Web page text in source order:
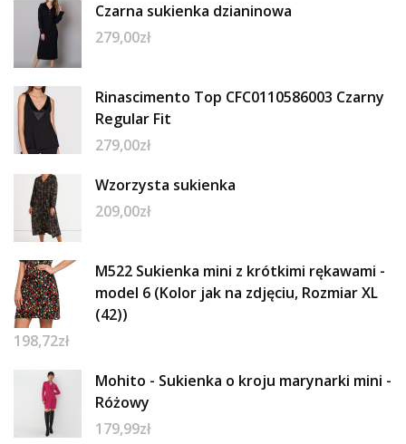
Czarna sukienka dzianinowa
279,00zł
Rinascimento Top CFC0110586003 Czarny
Regular Fit
279,00zł
Wzorzysta sukienka
209,00zł
M522 Sukienka mini z krótkimi rękawami -
model 6 (Kolor jak na zdjęciu, Rozmiar XL
(42))
198,72zł
Mohito - Sukienka o kroju marynarki mini -
Różowy
179,99zł